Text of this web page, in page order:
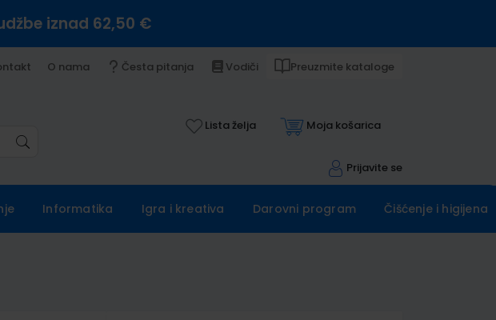
iznad 62,50 €
O nama Česta pitanja Vodiči Preuzmite kataloge
Lista želja Moja košarica
Prijavite se
Informatika Igra i kreativa Darovni program Čišćenje i higijena